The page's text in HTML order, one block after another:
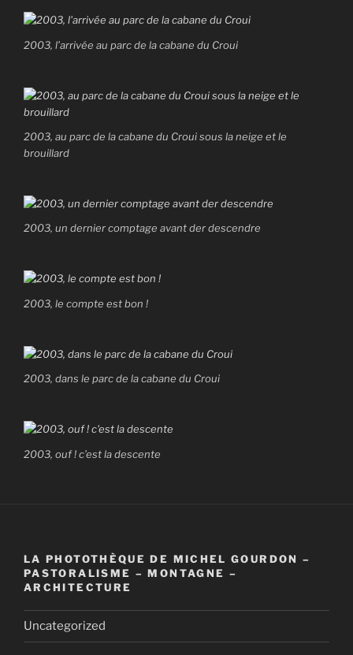
2003, l’arrivée au parc de la cabane du Croui
2003, au parc de la cabane du Croui sous la neige et le
brouillard
2003, un dernier comptage avant der descendre
2003, le compte est bon !
2003, dans le parc de la cabane du Croui
2003, ouf ! c’est la descente
LA PHOTOTHÈQUE DE MICHEL GOURDON –
PASTORALISME – MONTAGNE –
ARCHITECTURE
Uncategorized